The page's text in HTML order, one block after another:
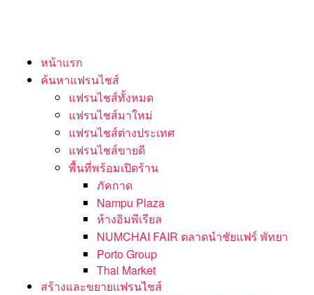
หน้าแรก
ค้นหาแฟรนไชส์
แฟรนไชส์ทั้งหมด
แฟรนไชส์มาใหม่
แฟรนไชส์ต่างประเทศ
แฟรนไชส์ขายดี
พื้นที่พร้อมเปิดร้าน
ภัคกาด
Nampu Plaza
ห้างอิมพีเรียล
NUMCHAI FAIR ตลาดนำชัยแฟร์ พัทยา
Porto Group
Thai Market
สร้างและขยายแฟรนไชส์